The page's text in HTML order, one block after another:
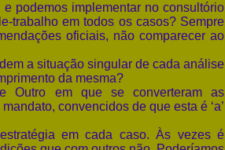
podemos implementar no consultório
trabalho em todos os casos? Sempre
oficiais, não comparecer ao
a situação singular de cada análise
da mesma?
em que se converteram as
convencidos de que esta é ‘a’
em cada caso. Às vezes é